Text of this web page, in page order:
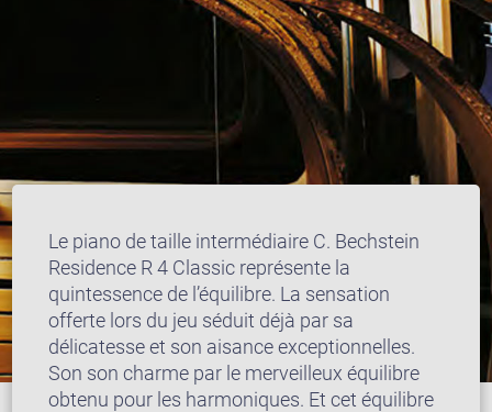
Le piano de taille intermédiaire C. Bechstein
Residence R 4 Classic représente la
quintessence de l’équilibre. La sensation
offerte lors du jeu séduit déjà par sa
délicatesse et son aisance exceptionnelles.
Son son charme par le merveilleux équilibre
obtenu pour les harmoniques. Et cet équilibre